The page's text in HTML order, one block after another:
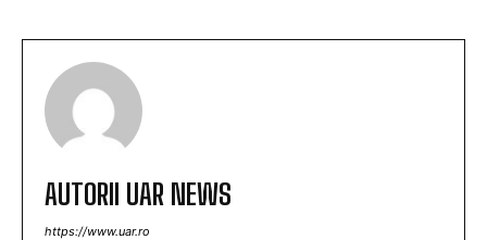
AUTORII UAR NEWS
https://www.uar.ro